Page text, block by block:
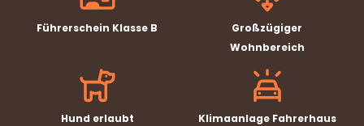
Führerschein Klasse B
Großzügiger
Wohnbereich
Hund erlaubt Klimaanlage Fahrerhaus